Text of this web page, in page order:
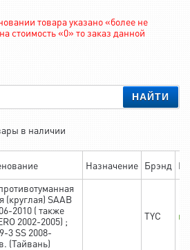
товара указано «более не
стоимость «0» то заказ данной
НАЙТИ
в наличии
Назначение Брэнд
(круглая) SAAB
2010 ( также
2002-2005) ;
3 SS 2008-
(Тайвань)
TYC в